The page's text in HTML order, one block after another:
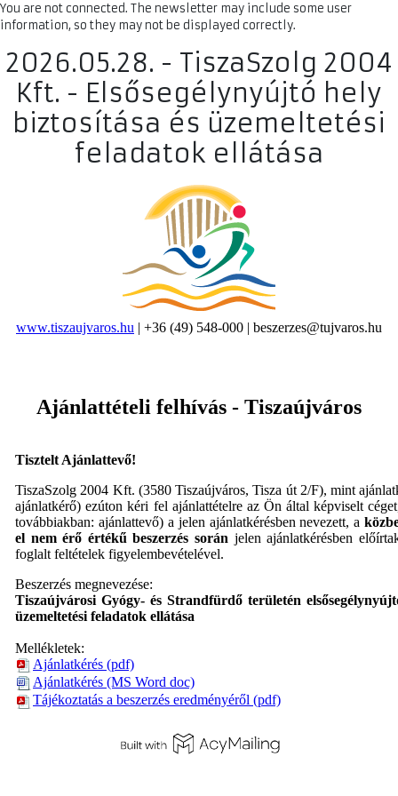
You are not connected. The newsletter may include some user
information, so they may not be displayed correctly.
2026.05.28. - TiszaSzolg 2004
Kft. - Elsősegélynyújtó hely
biztosítása és üzemeltetési
feladatok ellátása